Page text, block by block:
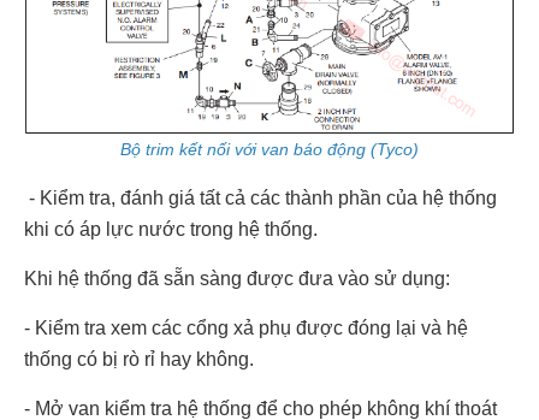
Bộ trim kết nối với van báo động (Tyco)
- Kiểm tra, đánh giá tất cả các thành phần của hệ thống
khi có áp lực nước trong hệ thống.
Khi hệ thống đã sẵn sàng được đưa vào sử dụng:
- Kiểm tra xem các cổng xả phụ được đóng lại và hệ
thống có bị rò rỉ hay không.
- Mở van kiểm tra hệ thống để cho phép không khí thoát